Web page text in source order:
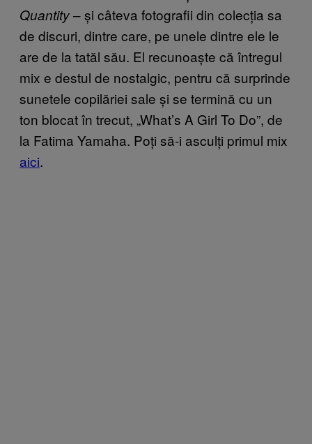
Quantity– și câteva fotografii din colecția sa
de discuri, dintre care, pe unele dintre ele le
are de la tatăl său. El recunoaște că întregul
mix e destul de nostalgic, pentru că surprinde
sunetele copilăriei sale și se termină cu un
ton blocat în trecut, „What’s A Girl To Do”, de
la Fatima Yamaha. Poți să-i asculți primul mix
aici.